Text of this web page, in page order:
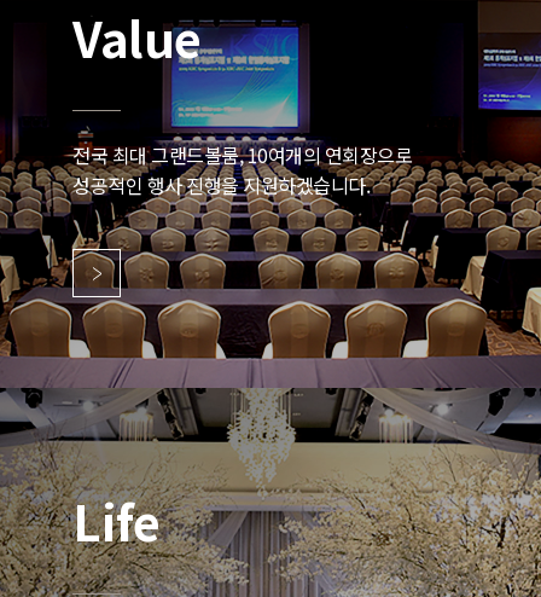
Value
전국 최대 그랜드볼룸, 10여개의 연회장으로
성공적인 행사 진행을 지원하겠습니다.
Life